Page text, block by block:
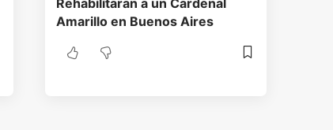
Amarillo en Buenos Aires